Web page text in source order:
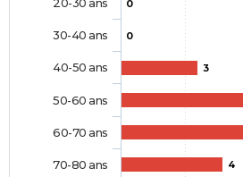
0
0
3
4
30-40 ans
40-50 ans
50-60 ans
60-70 ans
70-80 ans